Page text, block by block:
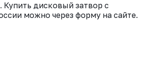
Купить дисковый затвор с
можно через форму на сайте.